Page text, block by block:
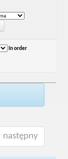
In order
następny